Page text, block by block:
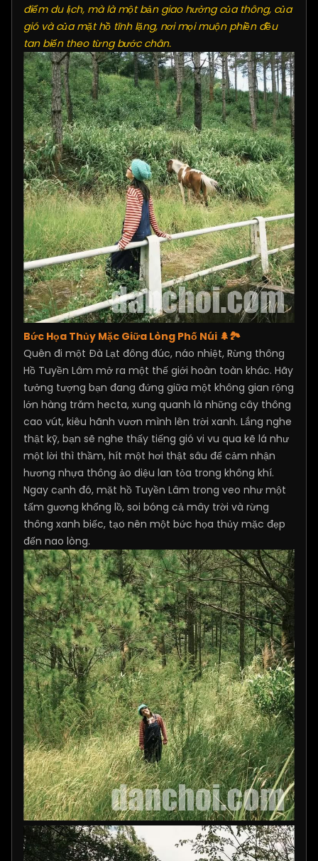
điểm du lịch, mà là một bản giao hưởng của thông, của
gió và của mặt hồ tĩnh lặng, nơi mọi muộn phiền đều
tan biến theo từng bước chân.
Bức Họa Thủy Mặc Giữa Lòng Phố Núi 🌲🏞️
Quên đi một Đà Lạt đông đúc, náo nhiệt, Rừng thông
Hồ Tuyền Lâm mở ra một thế giới hoàn toàn khác. Hãy
tưởng tượng bạn đang đứng giữa một không gian rộng
lớn hàng trăm hecta, xung quanh là những cây thông
cao vút, kiêu hãnh vươn mình lên trời xanh. Lắng nghe
thật kỹ, bạn sẽ nghe thấy tiếng gió vi vu qua kẽ lá như
một lời thì thầm, hít một hơi thật sâu để cảm nhận
hương nhựa thông ảo diệu lan tỏa trong không khí.
Ngay cạnh đó, mặt hồ Tuyền Lâm trong veo như một
tấm gương khổng lồ, soi bóng cả mây trời và rừng
thông xanh biếc, tạo nên một bức họa thủy mặc đẹp
đến nao lòng.